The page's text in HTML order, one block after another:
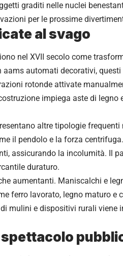
graditi nelle nuclei
per le prossime
al svago
nel XVII secolo come
automati decorativi,
rotonde attivate
impiega aste di legno
altre tipologie
il pendolo e la forza
assicurando la incolumità. Il
duraturo.
aumentanti. Maniscalchi e
ferro lavorato, legno maturo e
mulini e dispositivi rurali viene